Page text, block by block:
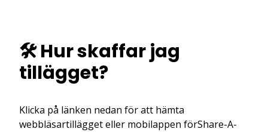
🛠️ Hur skaffar jag
tillägget?
Klicka på länken nedan för att hämta
webbläsartillägget eller mobilappen förShare-A-